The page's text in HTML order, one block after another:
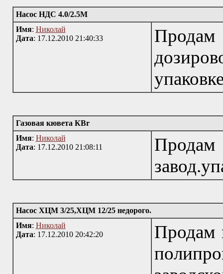
Насос НДС 4.0/2.5М
Имя: Николай
Дата: 17.12.2010 21:40:33
Газовая кювета КВr
Имя: Николай
Дата: 17.12.2010 21:08:11
Насос ХЦМ 3/25,ХЦМ 12/25 недорого.
Имя: Николай
Дата: 17.12.2010 20:42:20